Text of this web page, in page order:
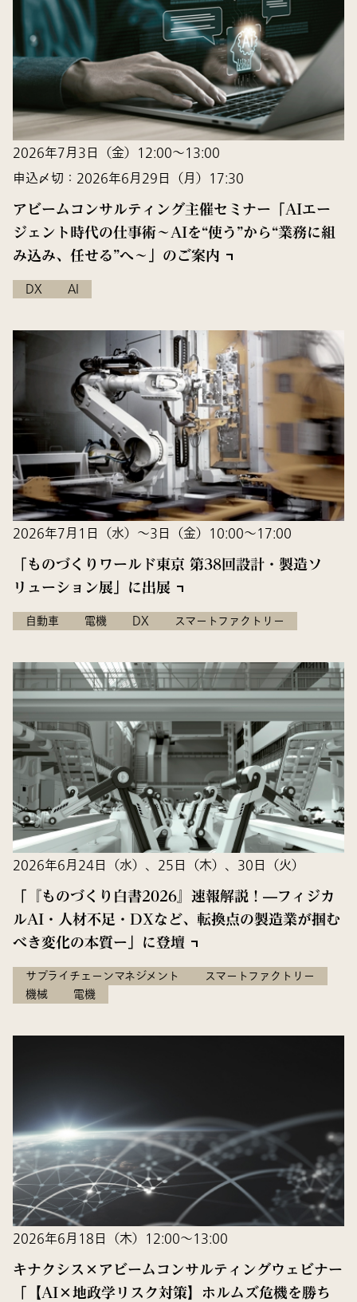
2026年7月3日（金）12:00～13:00
申込〆切：2026年6月29日（月）17:30
アビームコンサルティング主催セミナー「AIエー
ジェント時代の仕事術～AIを“使う”から“業務に組
み込み、任せる”へ〜」のご案内
DX AI
2026年7月1日（水）～3日（金）10:00〜17:00
「ものづくりワールド東京 第38回設計・製造ソ
リューション展」に出展
自動車 電機 DX スマートファクトリー
2026年6月24日（水）、25日（木）、30日（火）
「『ものづくり白書2026』速報解説！—フィジカ
ルAI・人材不足・DXなど、転換点の製造業が掴む
べき変化の本質ー」に登壇
サプライチェーンマネジメント
スマートファクトリー
機械
電機
2026年6月18日（木）12:00～13:00
キナクシス×アビームコンサルティングウェビナー
「【AI×地政学リスク対策】ホルムズ危機を勝ち